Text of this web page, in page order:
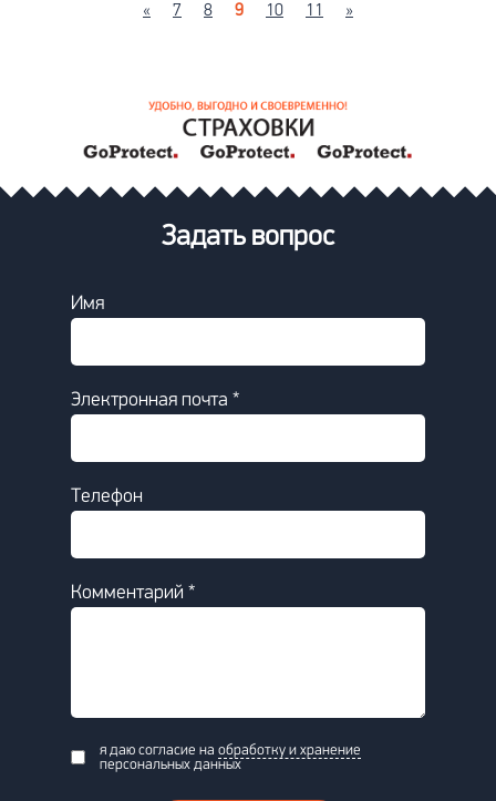
« 7 8 9 10 11 »
Задать вопрос
Имя
Электронная почта *
Телефон
Комментарий *
я даю согласие на обработку и хранение
персональных данных